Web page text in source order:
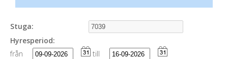
Stuga:
Hyresperiod:
från
till